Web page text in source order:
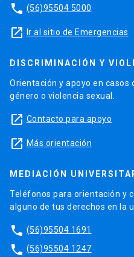
phone (56)95504 5000
launch Ir al sitio de Emergencias
DISCRIMINACIÓN Y
Orientación y apoyo en casos
género o violencia sexual.
launch Contacto para apoyo
launch Más orientación
MEDIACIÓN
Teléfonos para orientación y
alguno de tus derechos en la
phone (56)95504 1691
phone (56)95504 1247